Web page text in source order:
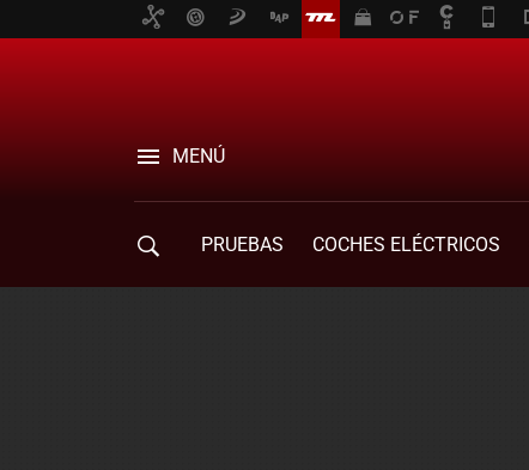
MENÚ
PRUEBAS COCHES ELÉCTRICOS